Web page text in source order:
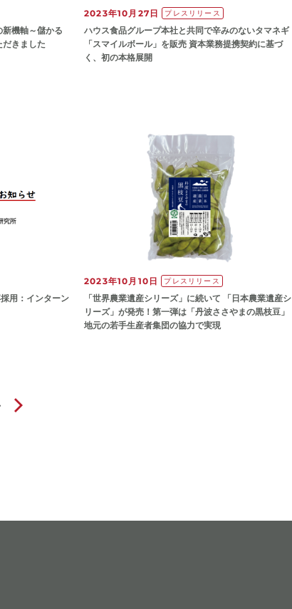
新機軸～儲かる
だきました
2023年10月27日 プレスリリース
ハウス食品グループ本社と共同で辛みのないタマネギ
「スマイルボール」を販売 資本業務提携契約に基づ
く、初の本格展開
用：インターン
2023年10月10日 プレスリリース
「世界農業遺産シリーズ」に続いて 「日本農業遺産シ
リーズ」が発売！第一弾は「丹波ささやまの黒枝豆」
地元の若手生産者集団の協力で実現